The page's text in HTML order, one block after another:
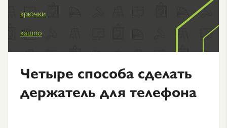
крючки
кашпо
Четыре способа сделать
держатель для телефона